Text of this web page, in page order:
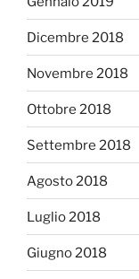
Dicembre 2018
Novembre 2018
Ottobre 2018
Settembre 2018
Agosto 2018
Luglio 2018
Giugno 2018